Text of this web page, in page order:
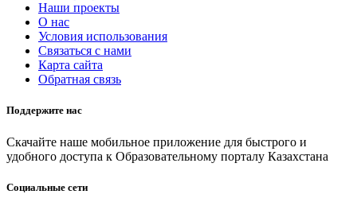
Наши проекты
О нас
Условия использования
Связаться с нами
Карта сайта
Обратная связь
Поддержите нас
Скачайте наше мобильное приложение для быстрого и
удобного доступа к Образовательному порталу Казахстана
Социальные сети